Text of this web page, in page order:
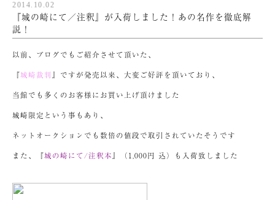
2014.10.02
『城の崎にて／注釈』が入荷しました！あの名作を徹底解
説！
以前、ブログでもご紹介させて頂いた、
『城崎裁判 』ですが発売以来、大変ご好評を頂いており、
当館でも多くのお客様にお買い上げ頂けました
城崎限定という事もあり、
ネットオークションでも数倍の値段で取引されていたそうです
また、『城の崎にて/注釈本 』（1,000円 込）も入荷致しました